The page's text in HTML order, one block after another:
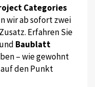
Categories
wir ab sofort zwei
Erfahren Sie
Baublatt
– wie gewohnt
den Punkt